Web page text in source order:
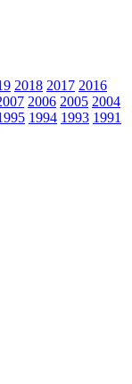
2018 2017 2016
2006 2005 2004
1994 1993 1991